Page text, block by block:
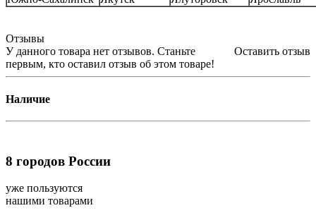
Отзывы
Оставить отзыв
У данного товара нет отзывов. Станьте
первым, кто оставил отзыв об этом товаре!
Наличие
8 городов России
уже пользуются
нашими товарами